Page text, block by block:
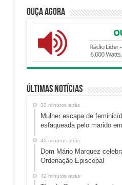
Ouça Agora
Últimas Notícias
30 minutos atrás
Mulher escapa de
esfaqueada pelo marido
40 minutos atrás
Dom Mário Marquez
Ordenação Episcopal
42 minutos atrás